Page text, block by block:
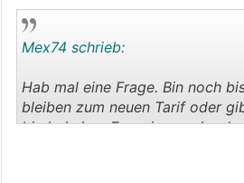
Mex74 schrieb:
Hab mal eine Frage. Bin noch
bleiben zum neuen Tarif oder
bin bei einer